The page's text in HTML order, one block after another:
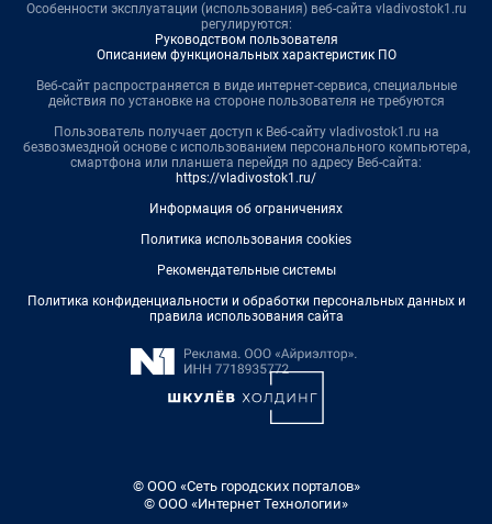
Особенности эксплуатации (использования) веб-сайта vladivostok1.ru
регулируются:
Руководством пользователя
Описанием функциональных характеристик ПО
Веб-сайт распространяется в виде интернет-сервиса, специальные
действия по установке на стороне пользователя не требуются
Пользователь получает доступ к Веб-сайту vladivostok1.ru на
безвозмездной основе с использованием персонального компьютера,
смартфона или планшета перейдя по адресу Веб-сайта:
https://vladivostok1.ru/
Информация об ограничениях
Политика использования cookies
Рекомендательные системы
Политика конфиденциальности и обработки персональных данных и
правила использования сайта
© ООО «Сеть городских порталов»
© ООО «Интернет Технологии»